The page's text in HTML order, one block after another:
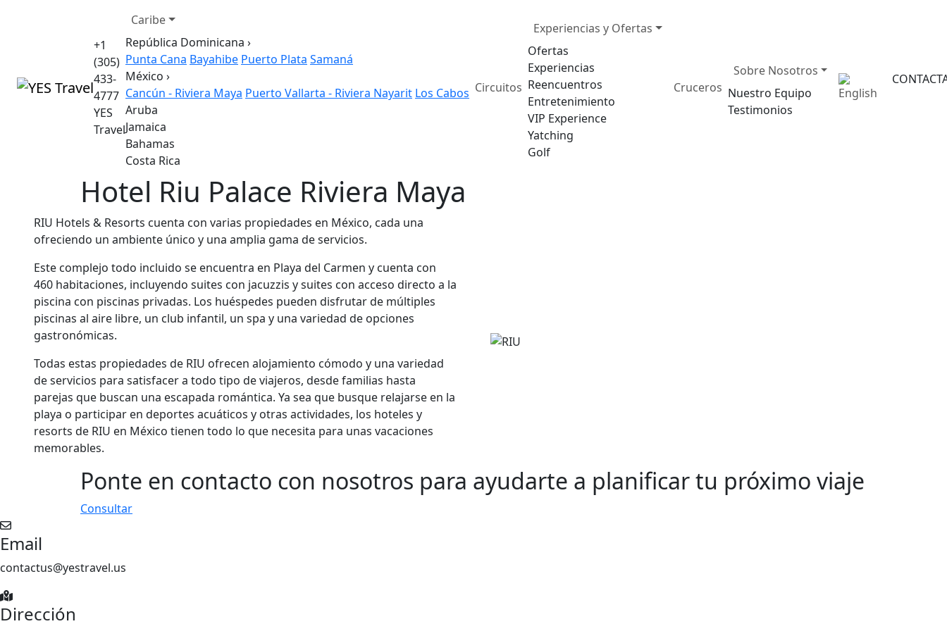
+1
(305)
433-
4777
YES
Travel
Caribe
República Dominicana ›
Punta Cana Bayahibe Puerto Plata Samaná
México ›
Cancún - Riviera Maya Puerto Vallarta - Riviera Nayarit Los Cabos
Aruba
Jamaica
Bahamas
Costa Rica
Circuitos
Experiencias y Ofertas
Ofertas
Experiencias
Reencuentros
Entretenimiento
VIP Experience
Yatching
Golf
Cruceros
Sobre Nosotros
Nuestro Equipo
Testimonios
Hotel Riu Palace Riviera Maya
RIU Hotels & Resorts cuenta con varias propiedades en México, cada una
ofreciendo un ambiente único y una amplia gama de servicios.
Este complejo todo incluido se encuentra en Playa del Carmen y cuenta con
460 habitaciones, incluyendo suites con jacuzzis y suites con acceso directo a la
piscina con piscinas privadas. Los huéspedes pueden disfrutar de múltiples
piscinas al aire libre, un club infantil, un spa y una variedad de opciones
gastronómicas.
Todas estas propiedades de RIU ofrecen alojamiento cómodo y una variedad
de servicios para satisfacer a todo tipo de viajeros, desde familias hasta
parejas que buscan una escapada romántica. Ya sea que busque relajarse en la
playa o participar en deportes acuáticos y otras actividades, los hoteles y
resorts de RIU en México tienen todo lo que necesita para unas vacaciones
memorables.
Ponte en contacto con nosotros para ayudarte a planificar tu próximo viaje
Consultar
Email
contactus@yestravel.us
Dirección